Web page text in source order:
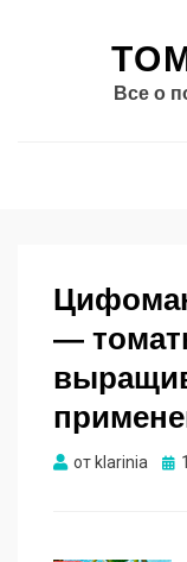
Все о
—
от klarinia